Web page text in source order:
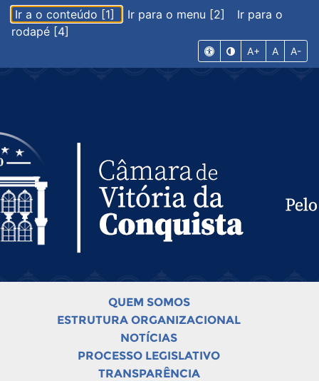
Ir a o conteúdo [1] Ir para o menu [2]
Ir para o
rodapé [4]
A+ A A-
QUEM SOMOS
ESTRUTURA ORGANIZACIONAL
NOTÍCIAS
PROCESSO LEGISLATIVO
TRANSPARÊNCIA